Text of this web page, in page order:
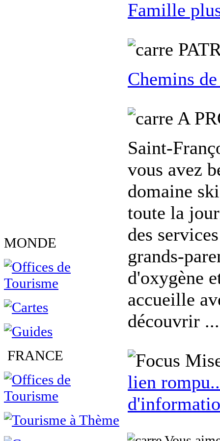
MONDE
FRANCE
Famille
Chemins
A
Saint-
vous avez
domaine
toute la
des
grands-
d'oxygène
accueille
découvrir ...
lien